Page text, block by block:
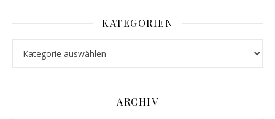
KATEGORIEN
ARCHIV